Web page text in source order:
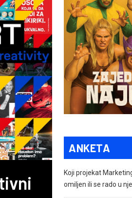
ANKETA
Koji projekat
omiljen ili se rado u